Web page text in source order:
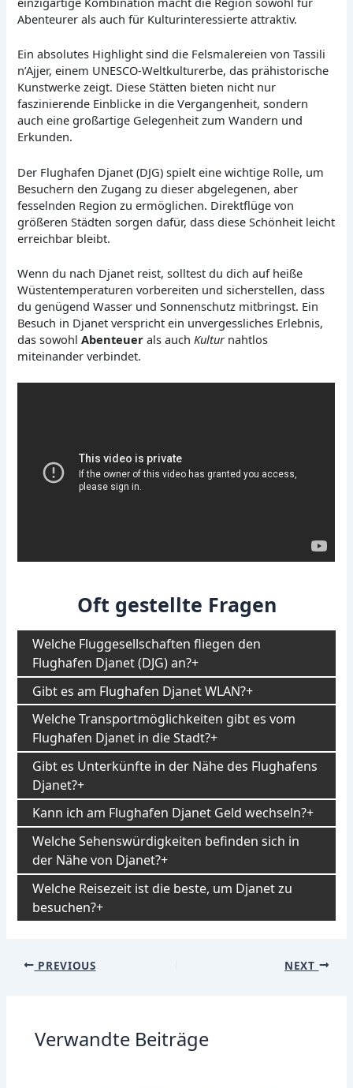
Abenteurer als auch für Kulturinteressierte attraktiv.
Ein absolutes Highlight sind die Felsmalereien von Tassili
n’Ajjer, einem UNESCO-Weltkulturerbe, das prähistorische
Kunstwerke zeigt. Diese Stätten bieten nicht nur
faszinierende Einblicke in die Vergangenheit, sondern
auch eine großartige Gelegenheit zum Wandern und
Erkunden.
Der Flughafen Djanet (DJG) spielt eine wichtige Rolle, um
Besuchern den Zugang zu dieser abgelegenen, aber
fesselnden Region zu ermöglichen. Direktflüge von
größeren Städten sorgen dafür, dass diese Schönheit leicht
erreichbar bleibt.
Wenn du nach Djanet reist, solltest du dich auf heiße
Wüstentemperaturen vorbereiten und sicherstellen, dass
du genügend Wasser und Sonnenschutz mitbringst. Ein
Besuch in Djanet verspricht ein unvergessliches Erlebnis,
das sowohlAbenteuer als auchKulturnahtlos
miteinander verbindet.
Oft gestellte Fragen
Welche Fluggesellschaften fliegen den
Flughafen Djanet (DJG) an?
Gibt es am Flughafen Djanet WLAN?
Welche Transportmöglichkeiten gibt es vom
Flughafen Djanet in die Stadt?
Gibt es Unterkünfte in der Nähe des Flughafens
Djanet?
Kann ich am Flughafen Djanet Geld wechseln?
Welche Sehenswürdigkeiten befinden sich in
der Nähe von Djanet?
Welche Reisezeit ist die beste, um Djanet zu
besuchen?
Post
PREVIOUS NEXT
Verwandte Beiträge